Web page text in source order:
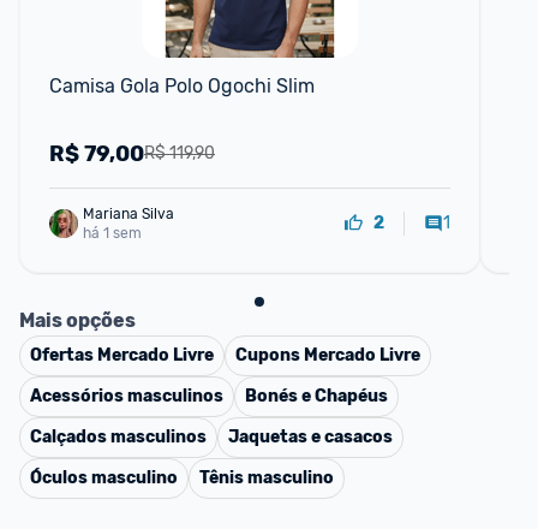
Camisa Gola Polo Ogochi Slim
R$ 119,90
R$79,00
Mariana Silva
há 1 sem
2 1
Mais opções
Ofertas Mercado Livre Cupons Mercado Livre
Acessórios masculinos
Bonés e Chapéus
Calçados masculinos
Jaquetas e casacos
Óculos masculino
Tênis masculino